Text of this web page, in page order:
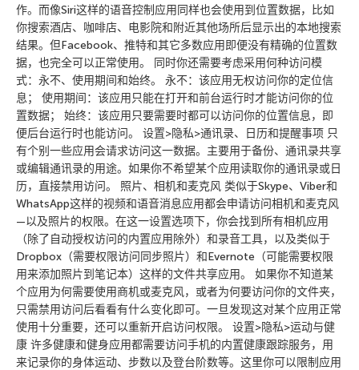
作。而像Siri这样的语音控制应用同样也会使用到位置数据，比如
你搜索酒店、咖啡店、电影院和附近其他场所后显示出的本地搜索
结果。但Facebook、推特和其它多数应用即便没有精确的位置数
据，也完全可以正常使用。 同时你还需要考虑采用何种访问模
式：永不、使用期间和始终。 永不：该应用无权访问你的定位信
息； 使用期间：该应用只能在打开和前台运行时才能访问你的位
置数据； 始终：该应用只要需要时都可以访问你的位置信息，即
便后台运行时也能访问。 设置>隐私>通讯录、日历和提醒事项 只
有个别一些应用会请求访问这一数据。主要用于备份、通讯录共享
或编辑通讯录的用途。如果你不希望某个应用读取你的通讯录或日
历，直接禁用访问。 照片、相机和麦克风 类似于Skype、Viber和
WhatsApp这样的视频和语音消息应用都会申请访问相机和麦克风
—以及照片的权限。在这一设置选项下，你会找到所有相机应用
（除了自动授权访问的内置应用除外）和录音工具，以及类似于
Dropbox（需要权限访问同步照片）和Evernote（可能需要权限
用来添加照片到笔记本）这样的文件共享应用。 如果你不知道某
个应用为何需要使用商机或麦克风，或者为何要访问你的文件夹，
只需禁用访问后看看有什么变化即可。一旦发现这对某个应用正常
使用十分重要，还可以重新开启访问权限。 设置>隐私>运动与健
康 许多健康和健身应用都需要访问手机的内置健康跟踪服务，用
来记录你的身体运动、步数以及登台阶数等。这里你可以限制应用